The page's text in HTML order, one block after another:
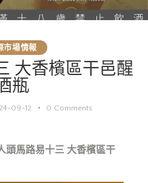
市場情報
大香檳區干邑醒
瓶
09-12 0 Comments
頭馬路易十三 大香檳區干